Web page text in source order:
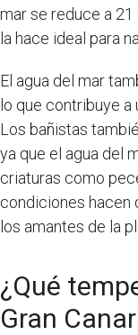
mar se reduce a 21
la hace ideal para
El agua del mar
lo que contribuye a
Los bañistas
ya que el agua del
criaturas como
condiciones hacen
los amantes de la
¿Qué
Gran